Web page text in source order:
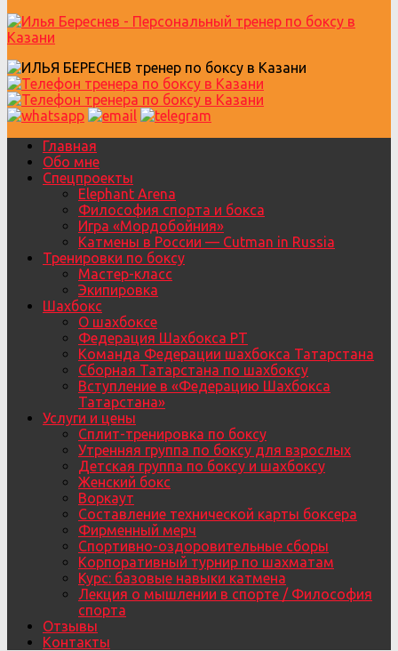
Главная
Обо мне
Спецпроекты
Elephant Arena
Философия спорта и бокса
Игра «Мордобойния»
Катмены в России — Cutman in Russia
Тренировки по боксу
Мастер-класс
Экипировка
Шахбокс
О шахбоксе
Федерация Шахбокса РТ
Команда Федерации шахбокса Татарстана
Сборная Татарстана по шахбоксу
Вступление в «Федерацию Шахбокса
Татарстана»
Услуги и цены
Сплит-тренировка по боксу
Утренняя группа по боксу для взрослых
Детская группа по боксу и шахбоксу
Женский бокс
Воркаут
Составление технической карты боксера
Фирменный мерч
Спортивно-оздоровительные сборы
Корпоративный турнир по шахматам
Курс: базовые навыки катмена
Лекция о мышлении в спорте / Философия
спорта
Отзывы
Контакты